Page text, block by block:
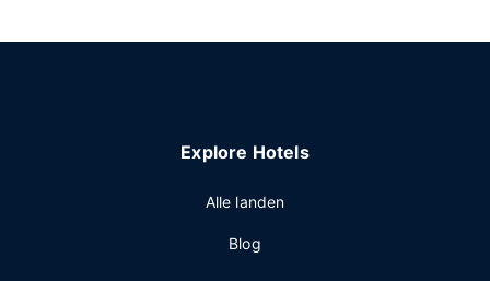
Explore Hotels
Alle landen
Blog